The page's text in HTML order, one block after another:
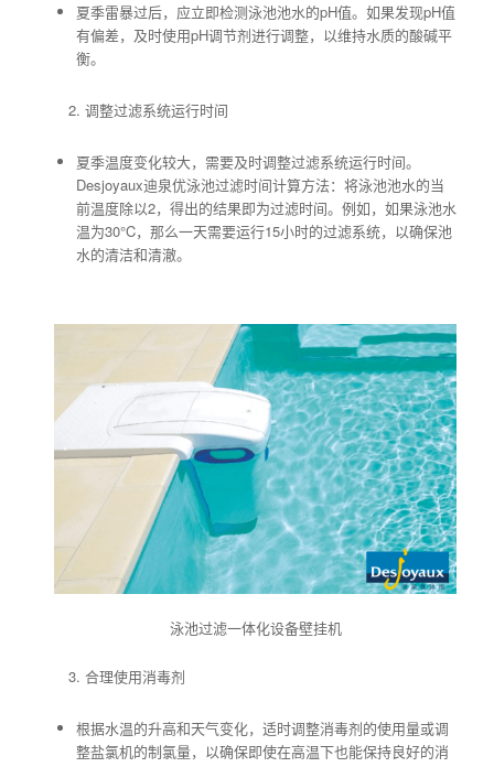
夏季雷暴过后，应立即检测泳池池水的pH值。如果发现pH值
有偏差，及时使用pH调节剂进行调整，以维持水质的酸碱平
衡。
调整过滤系统运行时间
夏季温度变化较大，需要及时调整过滤系统运行时间。
Desjoyaux迪泉优泳池过滤时间计算方法：将泳池池水的当
前温度除以2，得出的结果即为过滤时间。例如，如果泳池水
温为30°C，那么一天需要运行15小时的过滤系统，以确保池
水的清洁和清澈。
泳池过滤一体化设备壁挂机
合理使用消毒剂
根据水温的升高和天气变化，适时调整消毒剂的使用量或调
整盐氯机的制氯量，以确保即使在高温下也能保持良好的消